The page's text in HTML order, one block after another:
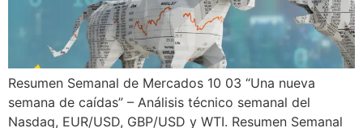
Resumen Semanal de Mercados 10 03 “Una nueva
semana de caídas” – Análisis técnico semanal del
Nasdaq, EUR/USD, GBP/USD y WTI. Resumen Semanal